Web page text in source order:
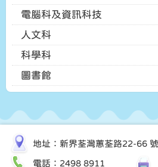
電腦科及資訊科技
人文科
科學科
圖書館
地址：新界荃灣蕙荃路22-66
電話：2498 8911